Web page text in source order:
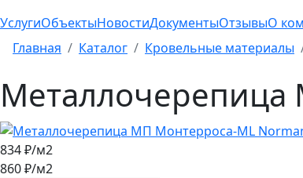
УслугиОбъектыНовостиДокументыОтзывыО
Главная
Каталог Кровельные материалы
Металлочерепица
834₽/м2
860₽/м2